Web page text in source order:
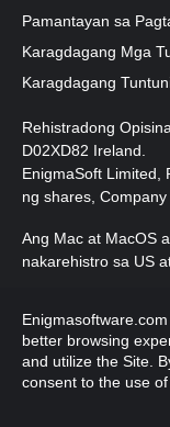
Pamantayan sa
Karagdagang Mga
Karagdagang
Rehistradong
D02XD82 Ireland.
EnigmaSoft Limited,
ng shares,
Ang Mac at MacOS
nakarehistro sa US
Nakalaan.
better browsing
and utilize the Site.
consent to the use of